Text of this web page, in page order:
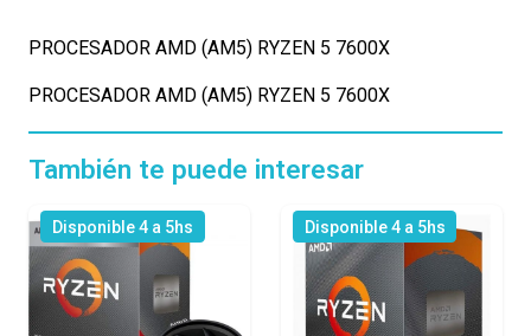
PROCESADOR AMD (AM5) RYZEN 5 7600X
PROCESADOR AMD (AM5) RYZEN 5 7600X
También te puede interesar
Disponible 4 a 5hs Disponible 4 a 5hs